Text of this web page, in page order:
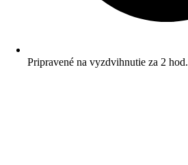
Pripravené na vyzdvihnutie za 2 hod.